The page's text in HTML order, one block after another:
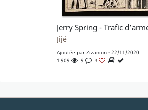
Jijé
Ajoutée par Zizanion - 22/11/2020
1 909
9 3